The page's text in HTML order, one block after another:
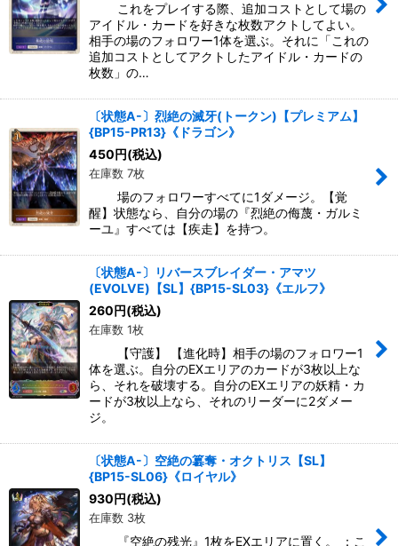
これをプレイする際、追加コストとして場の
アイドル・カードを好きな枚数アクトしてよい。
相手の場のフォロワー1体を選ぶ。それに「これの
追加コストとしてアクトしたアイドル・カードの
枚数」の…
〔状態A-〕烈絶の滅牙(トークン)【プレミアム】
{BP15-PR13}《ドラゴン》
450円(税込)
在庫数 7枚
場のフォロワーすべてに1ダメージ。【覚
醒】状態なら、自分の場の『烈絶の侮蔑・ガルミ
ーユ』すべては【疾走】を持つ。
〔状態A-〕リバースブレイダー・アマツ
(EVOLVE)【SL】{BP15-SL03}《エルフ》
260円(税込)
在庫数 1枚
【守護】 【進化時】相手の場のフォロワー1
体を選ぶ。自分のEXエリアのカードが3枚以上な
ら、それを破壊する。自分のEXエリアの妖精・カ
ードが3枚以上なら、それのリーダーに2ダメー
ジ。
〔状態A-〕空絶の簒奪・オクトリス【SL】
{BP15-SL06}《ロイヤル》
930円(税込)
在庫数 3枚
『空絶の残光』1枚をEXエリアに置く。 ：こ